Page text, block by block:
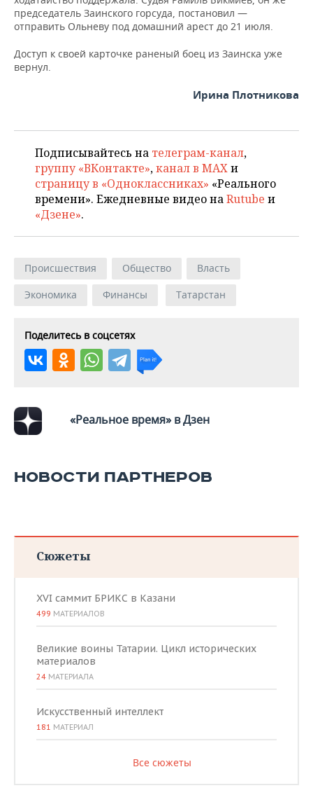
председатель Заинского горсуда, постановил —
отправить Ольневу под домашний арест до 21 июля.
Доступ к своей карточке раненый боец из Заинска уже
вернул.
Ирина Плотникова
Подписывайтесь на телеграм-канал,
группу «ВКонтакте»,канал в MAXи
страницу в «Одноклассниках» «Реального
времени». Ежедневные видео наRutube и
«Дзене».
Происшествия Общество
Власть
Экономика
Финансы Татарстан
Поделитесь в соцсетях
«Реальное время» в Дзен
НОВОСТИ ПАРТНЕРОВ
Сюжеты
XVI саммит БРИКС в Казани
499 МАТЕРИАЛОВ
Великие воины Татарии. Цикл исторических
материалов
24 МАТЕРИАЛА
Искусственный интеллект
181 МАТЕРИАЛ
Все сюжеты